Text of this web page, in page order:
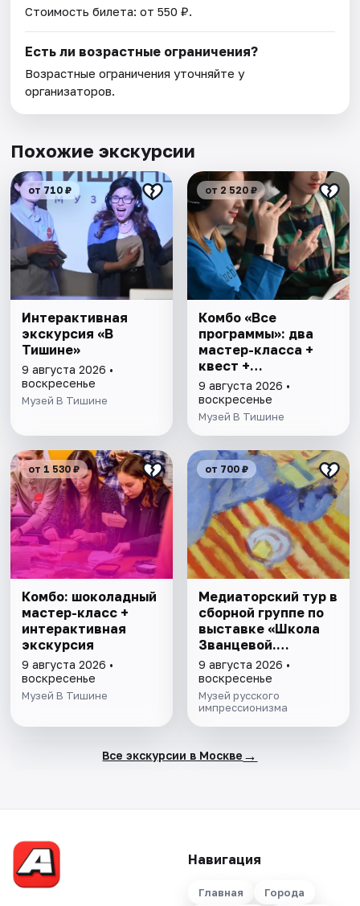
Стоимость билета: от 550 ₽.
Есть ли возрастные ограничения?
Возрастные ограничения уточняйте у
организаторов.
Похожие экскурсии
от 710 ₽
Интерактивная
экскурсия «В
Тишине»
9 августа 2026 •
воскресенье
Музей В Тишине
от 2 520 ₽
Комбо «Все
программы»: два
мастер-класса +
квест +
интерактивная
экскурсия
9 августа 2026 •
воскресенье
Музей В Тишине
от 1 530 ₽
Комбо: шоколадный
мастер-класс +
интерактивная
экскурсия
9 августа 2026 •
воскресенье
Музей В Тишине
от 700 ₽
Медиаторский тур в
сборной группе по
выставке «Школа
Званцевой.
Лаборатория
модернизма»
9 августа 2026 •
воскресенье
Музей русского
импрессионизма
Все экскурсии в Москве →
Навигация
Главная Города